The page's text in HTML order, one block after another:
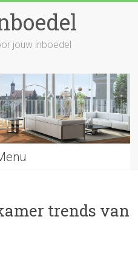
jouw inboedel
trends van